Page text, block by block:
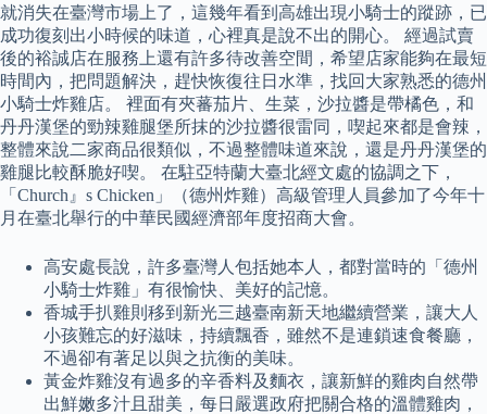
就消失在臺灣市場上了，這幾年看到高雄出現小騎士的蹤跡，已
成功復刻出小時候的味道，心裡真是說不出的開心。 經過試賣
後的裕誠店在服務上還有許多待改善空間，希望店家能夠在最短
時間內，把問題解決，趕快恢復往日水準，找回大家熟悉的德州
小騎士炸雞店。 裡面有夾蕃茄片、生菜，沙拉醬是帶橘色，和
丹丹漢堡的勁辣雞腿堡所抹的沙拉醬很雷同，喫起來都是會辣，
整體來說二家商品很類似，不過整體味道來說，還是丹丹漢堡的
雞腿比較酥脆好喫。 在駐亞特蘭大臺北經文處的協調之下，
「Church』s Chicken」（德州炸雞）高級管理人員參加了今年十
月在臺北舉行的中華民國經濟部年度招商大會。
高安處長說，許多臺灣人包括她本人，都對當時的「德州
小騎士炸雞」有很愉快、美好的記憶。
香城手扒雞則移到新光三越臺南新天地繼續營業，讓大人
小孩難忘的好滋味，持續飄香，雖然不是連鎖速食餐廳，
不過卻有著足以與之抗衡的美味。
黃金炸雞沒有過多的辛香料及麵衣，讓新鮮的雞肉自然帶
出鮮嫩多汁且甜美，每日嚴選政府把關合格的溫體雞肉，